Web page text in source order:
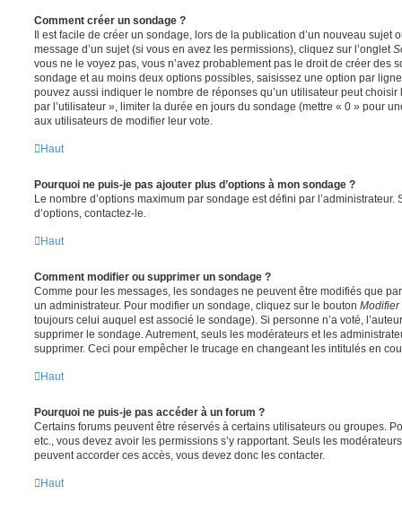
Comment créer un sondage ?
Il est facile de créer un sondage, lors de la publication d’un nouveau sujet
message d’un sujet (si vous en avez les permissions), cliquez sur l’onglet
vous ne le voyez pas, vous n’avez probablement pas le droit de créer des
sondage et au moins deux options possibles, saisissez une option par
pouvez aussi indiquer le nombre de réponses qu’un utilisateur peut
par l’utilisateur », limiter la durée en jours du sondage (mettre « 0 » pour
aux utilisateurs de modifier leur vote.
Haut
Pourquoi ne puis-je pas ajouter plus d’options à mon sondage ?
Le nombre d’options maximum par sondage est défini par l’administrateur.
d’options, contactez-le.
Haut
Comment modifier ou supprimer un sondage ?
Comme pour les messages, les sondages ne peuvent être modifiés que
un administrateur. Pour modifier un sondage, cliquez sur le bouton Modifier
toujours celui auquel est associé le sondage). Si personne n’a voté,
supprimer le sondage. Autrement, seuls les modérateurs et les
supprimer. Ceci pour empêcher le trucage en changeant les intitulés en
Haut
Pourquoi ne puis-je pas accéder à un forum ?
Certains forums peuvent être réservés à certains utilisateurs ou groupes.
etc., vous devez avoir les permissions s’y rapportant. Seuls les
peuvent accorder ces accès, vous devez donc les contacter.
Haut